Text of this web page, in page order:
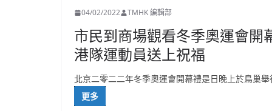
04/02/2022 TMHK 編輯部
市民到商場觀看冬季奧運會開
港隊運動員送上祝福
北京二零二二年冬季奧運會開幕禮是日晚上於鳥巢
更多